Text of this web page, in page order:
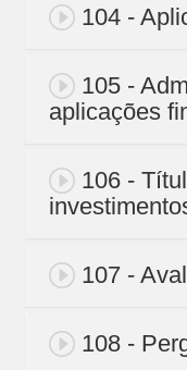
104 -
105 -
aplicações
106 -
107 -
108 -